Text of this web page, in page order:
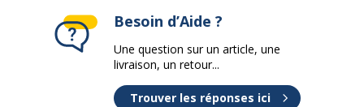
Température maximale de fonctionnement
Température minimale de fonctionnement
Besoin d’Aide ?
Une question sur un article, une
livraison, un retour...
Trouver les réponses ici